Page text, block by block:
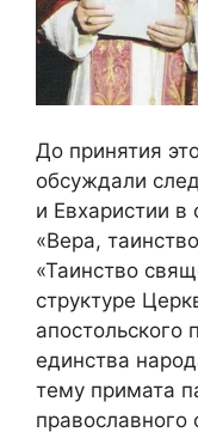
До принятия
обсуждали
и Евхаристии
«Вера,
«Таинство
структуре
единства
тему примата
православного